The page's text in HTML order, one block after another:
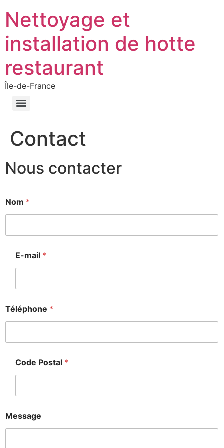
Nettoyage et
installation de hotte
restaurant
Île-de-France
Contact
Nous contacter
Nom *
E-mail *
Téléphone *
Code Postal *
Message